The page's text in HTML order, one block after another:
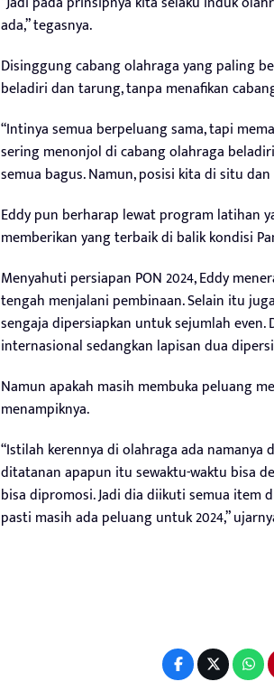
ada,” tegasnya.
Disinggung cabang olahraga yang paling
beladiri dan tarung, tanpa menafikan
“Intinya semua berpeluang sama, tapi
sering menonjol di cabang olahraga
semua bagus. Namun, posisi kita di situ
Eddy pun berharap lewat program latihan
memberikan yang terbaik di balik kondisi
Menyahuti persiapan PON 2024, Eddy
tengah menjalani pembinaan. Selain itu
sengaja dipersiapkan untuk sejumlah
internasional sedangkan lapisan dua
Namun apakah masih membuka peluang
menampiknya.
“Istilah kerennya di olahraga ada
ditatanan apapun itu sewaktu-waktu bisa
bisa dipromosi. Jadi dia diikuti semua item
pasti masih ada peluang untuk 2024,”